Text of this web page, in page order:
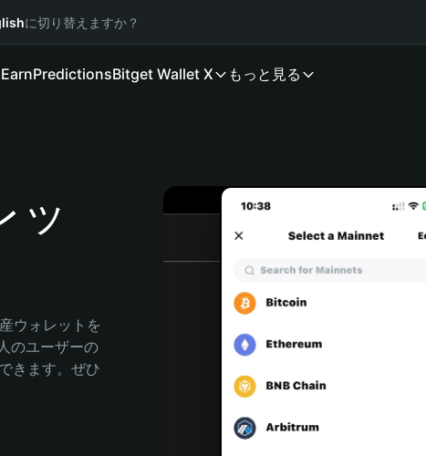
に切り替えますか？
EarnPredictionsBitget Wallet X もっと見る
ッ
ウォレットを
のユーザーの
きます。ぜひ